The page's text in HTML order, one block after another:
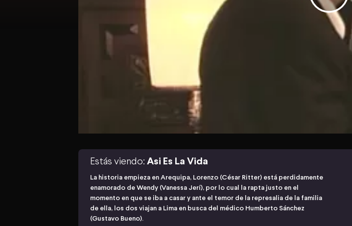
Estás viendo: Asi Es La Vida
La historia empieza en Arequipa, Lorenzo (César Ritter) está perdidamente
enamorado de Wendy (Vanessa Jerí), por lo cual la rapta justo en el
momento en que se iba a casar y ante el temor de la represalia de la familia
de ella, los dos viajan a Lima en busca del médico Humberto Sánchez
(Gustavo Bueno).